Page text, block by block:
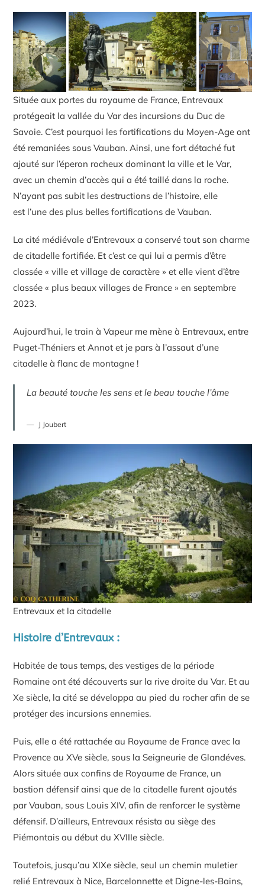
Située aux portes du royaume de France, Entrevaux
protégeait la vallée du Var des incursions du Duc de
Savoie. C’est pourquoi les fortifications du Moyen-Age ont
été remaniées sous Vauban. Ainsi, une fort détaché fut
ajouté sur l’éperon rocheux dominant la ville et le Var,
avec un chemin d’accès qui a été taillé dans la roche.
N’ayant pas subit les destructions de l’histoire, elle
est l’une des plus belles fortifications de Vauban.
La cité médiévale d’Entrevaux a conservé tout son charme
de citadelle fortifiée. Et c’est ce qui lui a permis d’être
classée « ville et village de caractère » et elle vient d’être
classée « plus beaux villages de France » en septembre
2023.
Aujourd’hui, le train à Vapeur me mène à Entrevaux, entre
Puget-Théniers et Annot et je pars à l’assaut d’une
citadelle à flanc de montagne !
La beauté touche les sens et le beau touche l’âme
J Joubert
Entrevaux et la citadelle
Histoire d’Entrevaux :
Habitée de tous temps, des vestiges de la période
Romaine ont été découverts sur la rive droite du Var. Et au
Xe siècle, la cité se développa au pied du rocher afin de se
protéger des incursions ennemies.
Puis, elle a été rattachée au Royaume de France avec la
Provence au XVe siècle, sous la Seigneurie de Glandéves.
Alors située aux confins de Royaume de France, un
bastion défensif ainsi que de la citadelle furent ajoutés
par Vauban, sous Louis XIV, afin de renforcer le système
défensif. D’ailleurs, Entrevaux résista au siège des
Piémontais au début du XVIIIe siècle.
Toutefois, jusqu’au XIXe siècle, seul un chemin muletier
relié Entrevaux à Nice, Barcelonnette et Digne-les-Bains,